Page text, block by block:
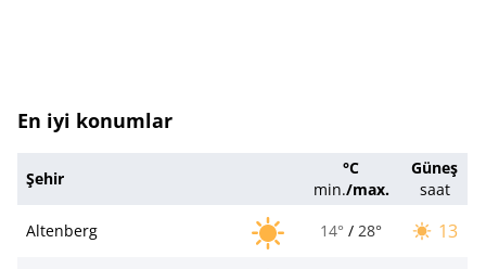
En iyi konumlar
Şehir
°C
min./max.
Güneş
saat
Altenberg
14° / 28° 13